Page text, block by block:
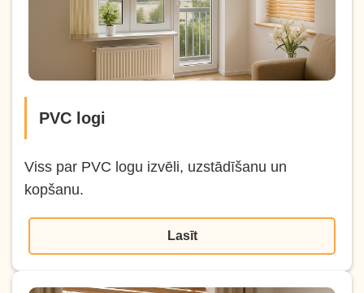
PVC logi
Viss par PVC logu izvēli, uzstādīšanu un
kopšanu.
Lasīt